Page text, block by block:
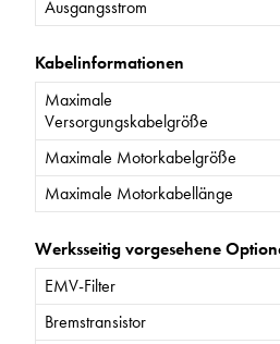
Ausgangsstrom
Kabelinformationen
Maximale
Versorgungskabelgröße
Maximale Motorkabelgröße
Maximale Motorkabellänge
Werksseitig vorgesehene
EMV-Filter
Bremstransistor